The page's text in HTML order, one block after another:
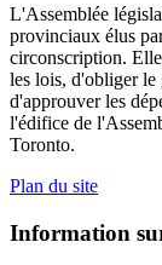
L'Assemblée
provinciaux élus
circonscription.
les lois, d'obliger le
d'approuver les
l'édifice de
Toronto.
Plan du site
Information